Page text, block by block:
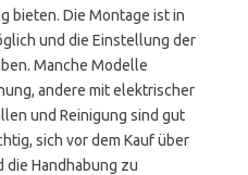
bieten. Die Montage ist in
und die Einstellung der
Manche Modelle
andere mit elektrischer
und Reinigung sind gut
sich vor dem Kauf über
die Handhabung zu